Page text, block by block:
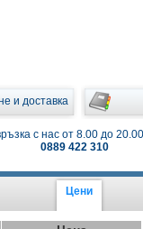
и доставка
с нас от 8.00 до
0889 422 310
Цени